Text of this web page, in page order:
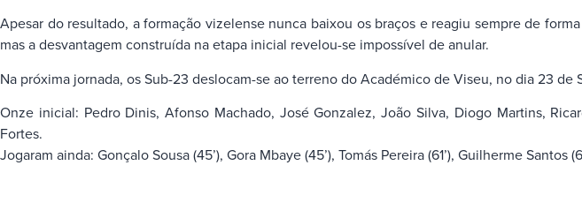
Apesar do resultado, a formação vizelense nunca baixou os braços e reagiu sempre de
mas a desvantagem construída na etapa inicial revelou-se impossível de anular.
Na próxima jornada, os Sub-23 deslocam-se ao terreno do Académico de Viseu, no dia 23 de
Onze inicial: Pedro Dinis, Afonso Machado, José Gonzalez, João Silva, Diogo Martins,
Fortes.
Jogaram ainda: Gonçalo Sousa (45’), Gora Mbaye (45’), Tomás Pereira (61’), Guilherme Santos